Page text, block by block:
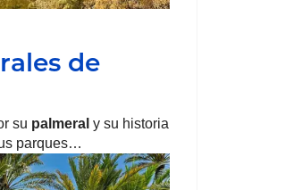
de
su palmeral y su historia
parques…